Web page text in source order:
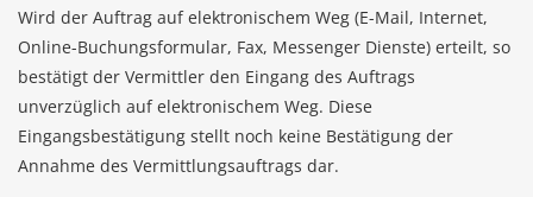
Wird der Auftrag auf elektronischem Weg (E-Mail, Internet,
Online-Buchungsformular, Fax, Messenger Dienste) erteilt, so
bestätigt der Vermittler den Eingang des Auftrags
unverzüglich auf elektronischem Weg. Diese
Eingangsbestätigung stellt noch keine Bestätigung der
Annahme des Vermittlungsauftrags dar.